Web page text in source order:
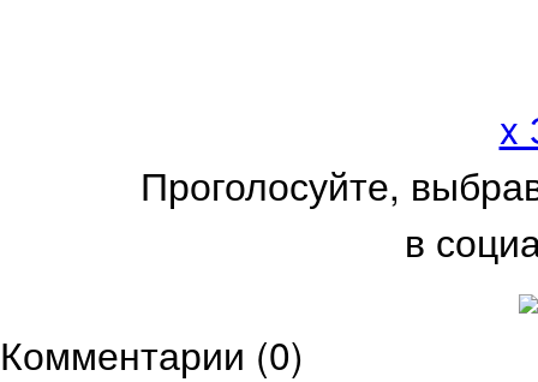
x
Проголосуйте,
в
Комментарии (0)